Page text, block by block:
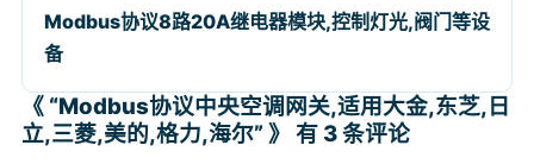
Modbus协议8路20A继电器模块,控制灯光,阀门等设
备
《 “Modbus协议中央空调网关,适用大金,东芝,日
立,三菱,美的,格力,海尔” 》 有 3 条评论